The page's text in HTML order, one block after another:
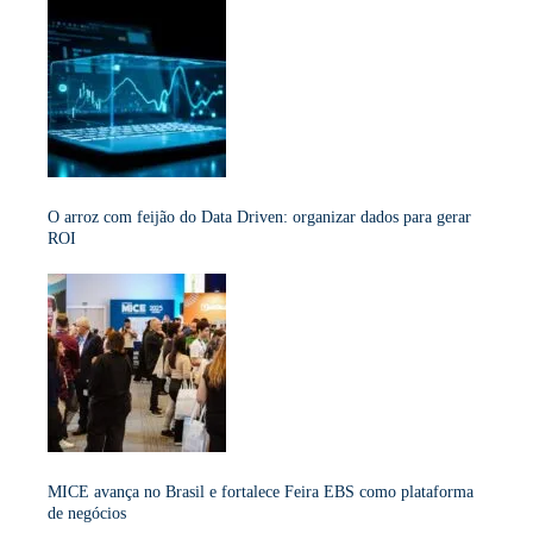
O arroz com feijão do Data Driven: organizar dados para gerar
ROI
MICE avança no Brasil e fortalece Feira EBS como plataforma
de negócios